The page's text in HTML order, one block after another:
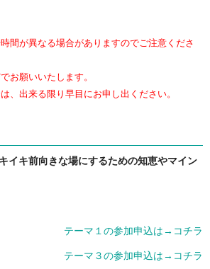
間が異なる場合がありますのでご注意くださ
お願いいたします。
、出来る限り早目にお申し出ください。
イキ前向きな場にするための知恵やマイン
テーマ１の参加申込は→コチラ
テーマ３の参加申込は→コチラ